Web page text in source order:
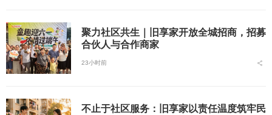
聚力社区共生｜旧享家开放全城招商，招募
合伙人与合作商家
23小时前
不止于社区服务：旧享家以责任温度筑牢民